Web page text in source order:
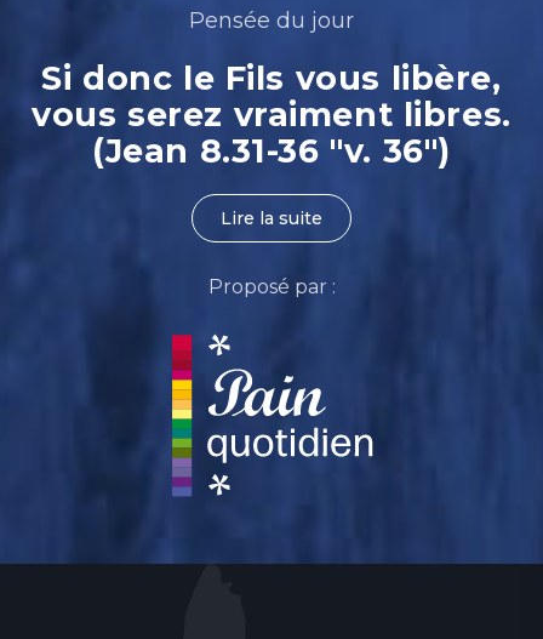
Pensée du jour
Si donc le Fils vous libère,
vous serez vraiment libres.
(Jean 8.31-36 "v. 36")
Lire la suite
Proposé par :